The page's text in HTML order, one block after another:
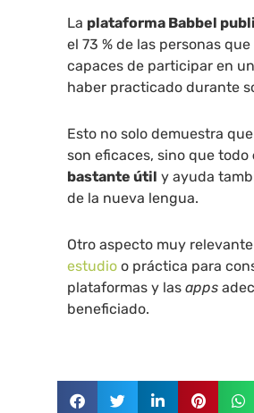
La plataforma Babbel
el 73 % de las personas
capaces de participar en
haber practicado durante
Esto no solo demuestra
son eficaces, sino que todo
bastante útil y ayuda
de la nueva lengua.
Otro aspecto muy
estudio o práctica para
plataformas y lasapps
beneficiado.